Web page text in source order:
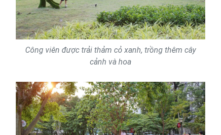
Công viên được trải thảm cỏ xanh, trồng thêm cây
cảnh và hoa